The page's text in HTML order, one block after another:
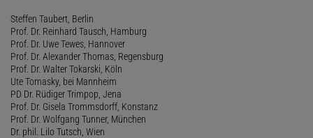
Steffen Taubert, Berlin
Prof. Dr. Reinhard Tausch, Hamburg
Prof. Dr. Uwe Tewes, Hannover
Prof. Dr. Alexander Thomas, Regensburg
Prof. Dr. Walter Tokarski, Köln
Ute Tomasky, bei Mannheim
PD Dr. Rüdiger Trimpop, Jena
Prof. Dr. Gisela Trommsdorff, Konstanz
Prof. Dr. Wolfgang Tunner, München
Dr. phil. Lilo Tutsch, Wien